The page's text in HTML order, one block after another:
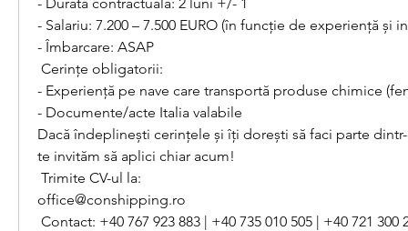
- Salariu: 7.200 – 7.500 EURO (în funcție de experiență și
- Îmbarcare: ASAP
Cerințe obligatorii:
- Experiență pe nave care transportă produse chimice
- Documente/acte Italia valabile
Dacă îndeplinești cerințele și îți dorești să faci parte
te invităm să aplici chiar acum!
Trimite CV-ul la:
office@conshipping.ro
Contact: +40 767 923 883 | +40 735 010 505 | +40 721 300